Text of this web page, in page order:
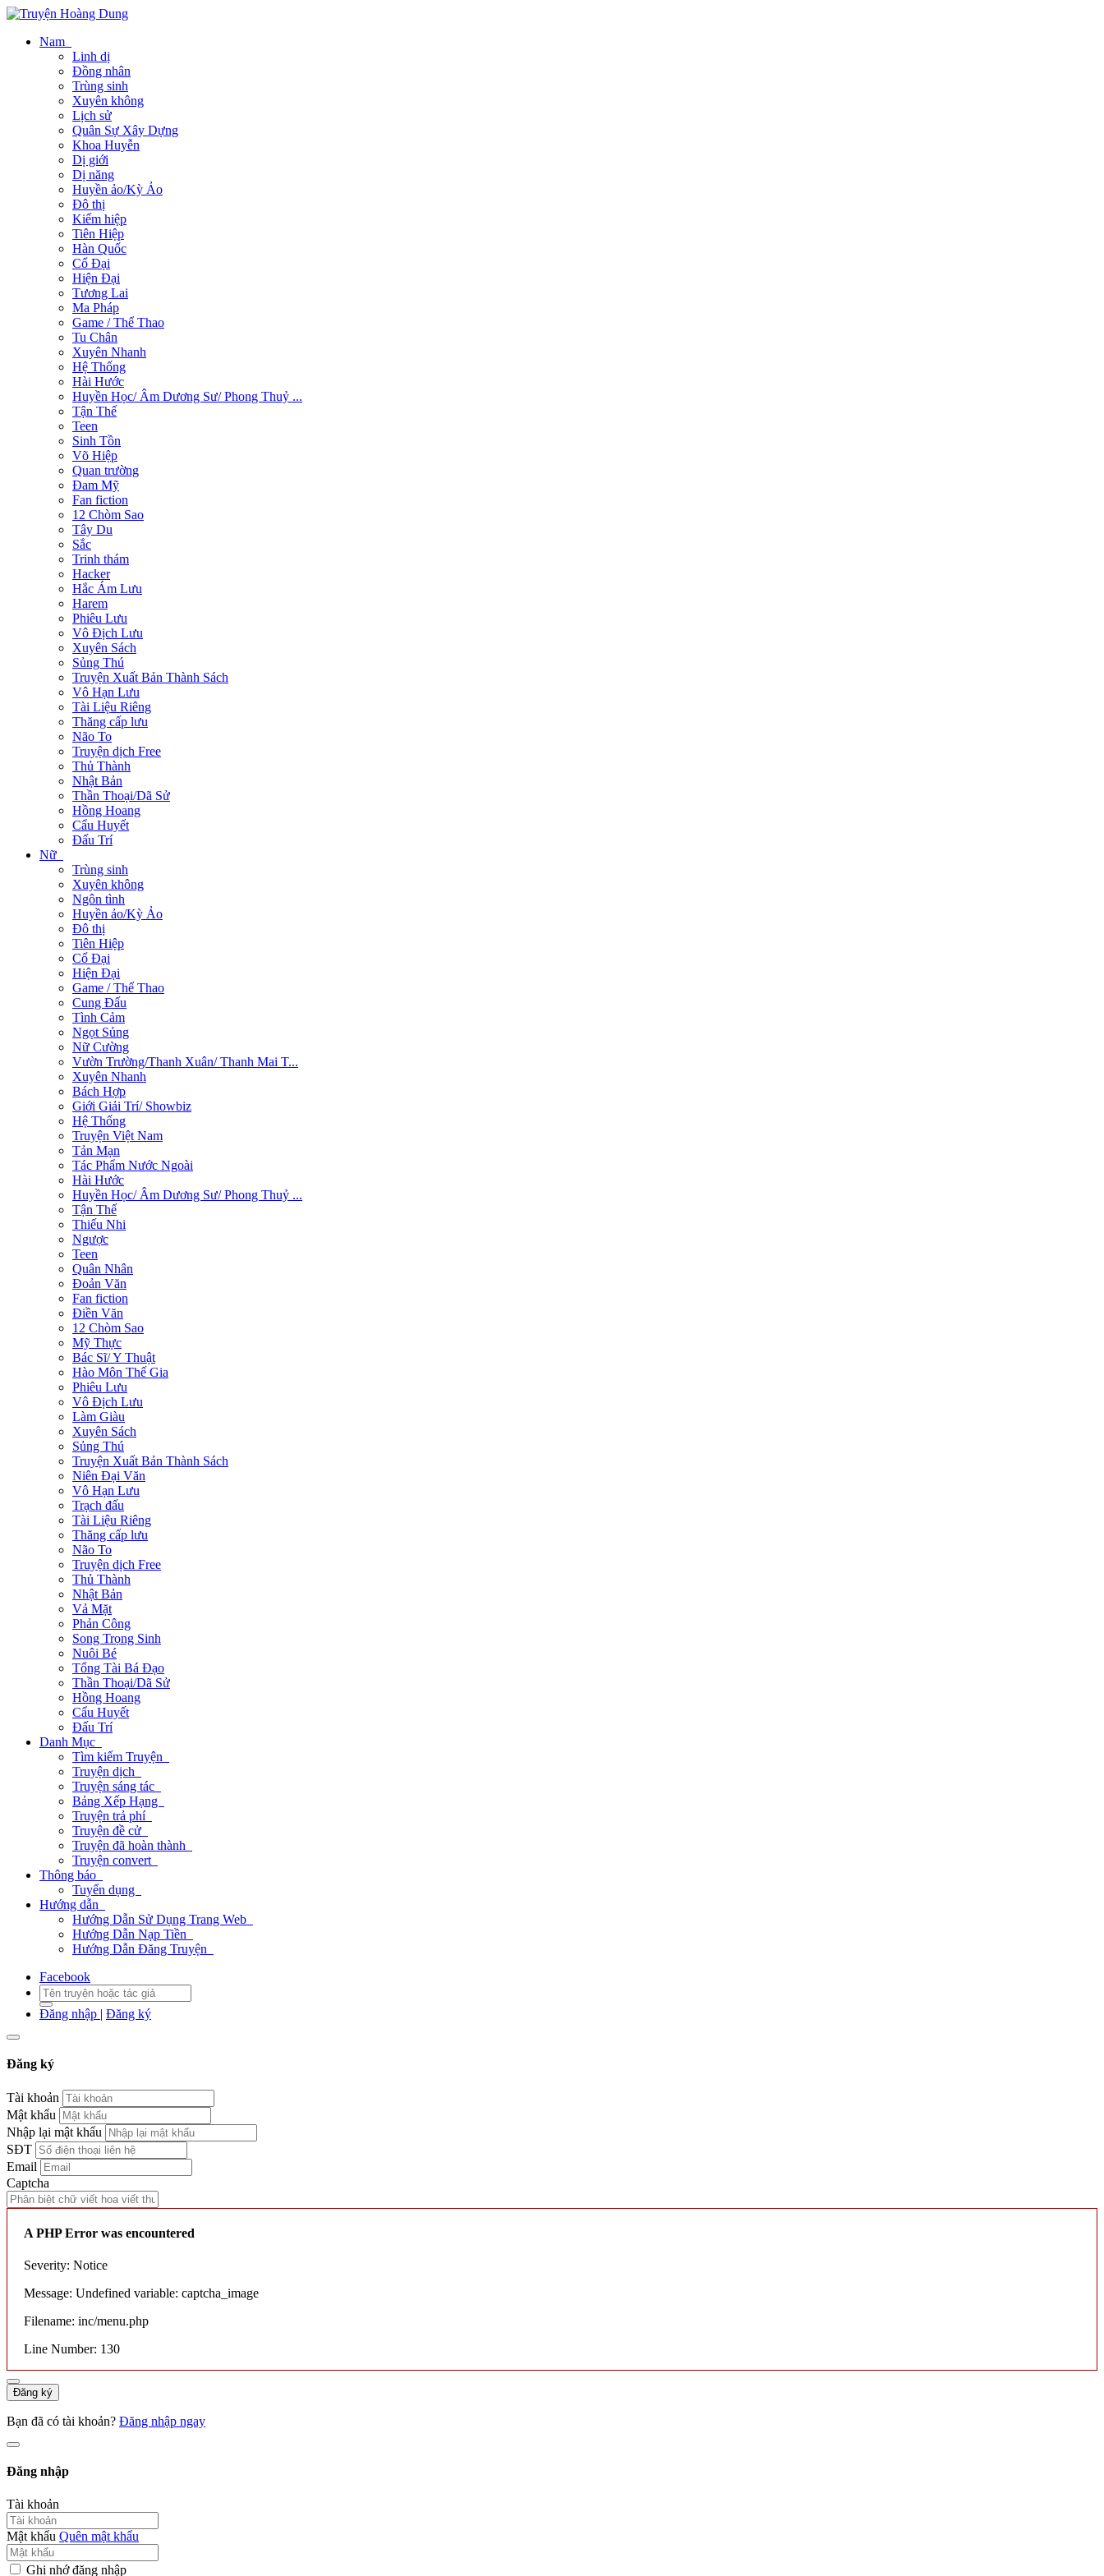
Nam
Linh dị
Đồng nhân
Trùng sinh
Xuyên không
Lịch sử
Quân Sự Xây Dựng
Khoa Huyễn
Dị giới
Dị năng
Huyền ảo/Kỳ Ảo
Đô thị
Kiếm hiệp
Tiên Hiệp
Hàn Quốc
Cổ Đại
Hiện Đại
Tương Lai
Ma Pháp
Game / Thể Thao
Tu Chân
Xuyên Nhanh
Hệ Thống
Hài Hước
Huyền Học/ Âm Dương Sư/ Phong Thuỷ ...
Tận Thế
Teen
Sinh Tồn
Võ Hiệp
Quan trường
Đam Mỹ
Fan fiction
12 Chòm Sao
Tây Du
Sắc
Trinh thám
Hacker
Hắc Ám Lưu
Harem
Phiêu Lưu
Vô Địch Lưu
Xuyên Sách
Sủng Thú
Truyện Xuất Bản Thành Sách
Vô Hạn Lưu
Tài Liệu Riêng
Thăng cấp lưu
Não To
Truyện dịch Free
Thủ Thành
Nhật Bản
Thần Thoại/Dã Sử
Hồng Hoang
Cẩu Huyết
Đấu Trí
Nữ
Trùng sinh
Xuyên không
Ngôn tình
Huyền ảo/Kỳ Ảo
Đô thị
Tiên Hiệp
Cổ Đại
Hiện Đại
Game / Thể Thao
Cung Đấu
Tình Cảm
Ngọt Sủng
Nữ Cường
Vườn Trường/Thanh Xuân/ Thanh Mai T...
Xuyên Nhanh
Bách Hợp
Giới Giải Trí/ Showbiz
Hệ Thống
Truyện Việt Nam
Tản Mạn
Tác Phẩm Nước Ngoài
Hài Hước
Huyền Học/ Âm Dương Sư/ Phong Thuỷ ...
Tận Thế
Thiếu Nhi
Ngược
Teen
Quân Nhân
Đoản Văn
Fan fiction
Điền Văn
12 Chòm Sao
Mỹ Thực
Bác Sĩ/ Y Thuật
Hào Môn Thế Gia
Phiêu Lưu
Vô Địch Lưu
Làm Giàu
Xuyên Sách
Sủng Thú
Truyện Xuất Bản Thành Sách
Niên Đại Văn
Vô Hạn Lưu
Trạch đấu
Tài Liệu Riêng
Thăng cấp lưu
Não To
Truyện dịch Free
Thủ Thành
Nhật Bản
Vả Mặt
Phản Công
Song Trọng Sinh
Nuôi Bé
Tổng Tài Bá Đạo
Thần Thoại/Dã Sử
Hồng Hoang
Cẩu Huyết
Đấu Trí
Danh Mục
Tìm kiếm Truyện
Truyện dịch
Truyện sáng tác
Bảng Xếp Hạng
Truyện trả phí
Truyện đề cử
Truyện đã hoàn thành
Truyện convert
Thông báo
Tuyển dụng
Hướng dẫn
Hướng Dẫn Sử Dụng Trang Web
Hướng Dẫn Nạp Tiền
Hướng Dẫn Đăng Truyện
Facebook
Đăng nhập | Đăng ký
Đăng ký
Tài khoản
Mật khẩu
Nhập lại mật khẩu
SĐT
Email
Captcha
A PHP Error was encountered
Severity: Notice
Message: Undefined variable: captcha_image
Filename: inc/menu.php
Line Number: 130
Đăng ký
Bạn đã có tài khoản? Đăng nhập ngay
Đăng nhập
Tài khoản
Mật khẩu Quên mật khẩu
Ghi nhớ đăng nhập